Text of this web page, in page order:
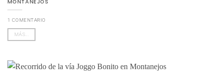
MONTANEJOS
1 COMENTARIO
MÁS...